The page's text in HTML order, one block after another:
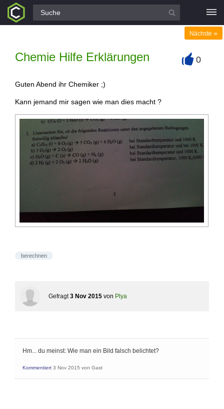
Alle Fragen
Chemie Hilfe Erklärungen
Nächste »
0
Guten Abend ihr Chemiker ;)
Kann jemand mir sagen wie man dies macht ?
berechnen
Gefragt 3 Nov 2015 von Plya
Hm... du meinst: Wie man ein Bild falsch belichtet?
Kommentiert 3 Nov 2015 von Gast